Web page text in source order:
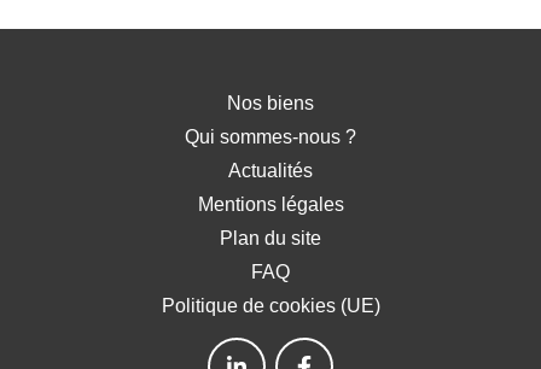
Nos biens
Qui sommes-nous ?
Actualités
Mentions légales
Plan du site
FAQ
Politique de cookies (UE)